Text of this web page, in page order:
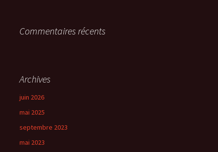
Commentaires récents
Archives
juin 2026
mai 2025
septembre 2023
mai 2023